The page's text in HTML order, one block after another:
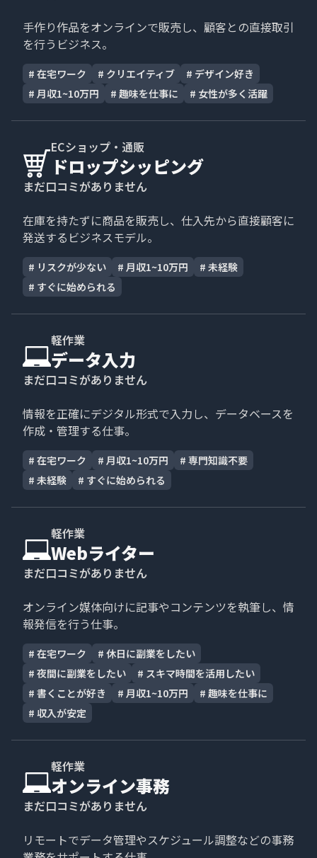
手作り作品をオンラインで販売し、顧客との直接取引
を行うビジネス。
# 在宅ワーク # クリエイティブ # デザイン好き
# 月収1~10万円 # 趣味を仕事に # 女性が多く活躍
ECショップ・通販
ドロップシッピング
まだ口コミがありません
在庫を持たずに商品を販売し、仕入先から直接顧客に
発送するビジネスモデル。
# リスクが少ない # 月収1~10万円 # 未経験
# すぐに始められる
軽作業
データ入力
まだ口コミがありません
情報を正確にデジタル形式で入力し、データベースを
作成・管理する仕事。
# 在宅ワーク # 月収1~10万円 # 専門知識不要
# 未経験 # すぐに始められる
軽作業
Webライター
まだ口コミがありません
オンライン媒体向けに記事やコンテンツを執筆し、情
報発信を行う仕事。
# 在宅ワーク # 休日に副業をしたい
# 夜間に副業をしたい # スキマ時間を活用したい
# 書くことが好き # 月収1~10万円 # 趣味を仕事に
# 収入が安定
軽作業
オンライン事務
まだ口コミがありません
リモートでデータ管理やスケジュール調整などの事務